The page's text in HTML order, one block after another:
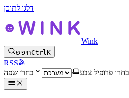
דלגו לתוכן
Wink
חיפושCtrlK
RSS
בחרו פרופיל צבע
בחרו שפה